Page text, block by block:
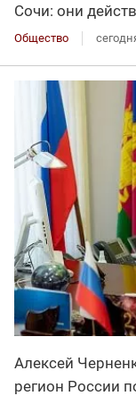
Сочи: они
Общество
Алексей
регион России